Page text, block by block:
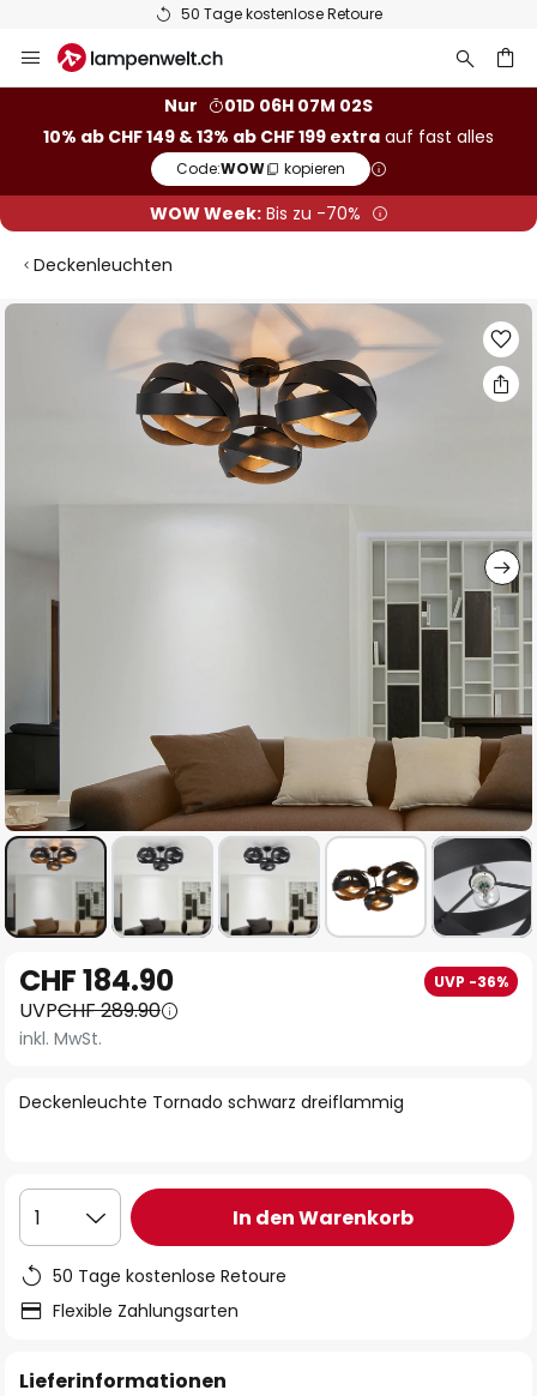
50 Tage kostenlose Retoure
Inhalt
Nur
01D 06H 07M 02S
10% ab CHF 149 & 13% ab CHF 199 extra auf fast alles
Code:WOW kopieren
WOW Week:Bis zu -70%
Deckenleuchten
Zum
Anfang
der
Bildgalerie
Deckenleuchte Tornado schwarz dreiflammig
CHF 184.90 UVP -36%
UVPCHF 289.90
inkl. MwSt.
1 In den Warenkorb
50 Tage kostenlose Retoure
Flexible Zahlungsarten
Lieferinformationen